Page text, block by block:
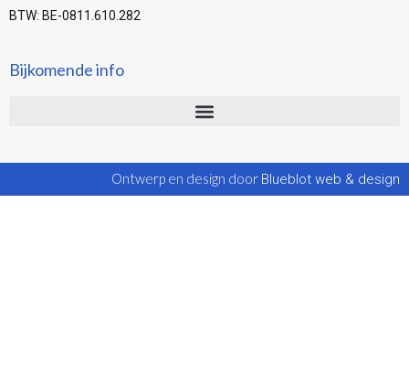
BTW: BE-0811.610.282
Bijkomende info
Ontwerp en design door Blueblot web & design